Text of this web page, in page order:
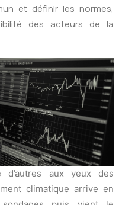
et définir les normes,
des acteurs de la
aux yeux des
climatique arrive en